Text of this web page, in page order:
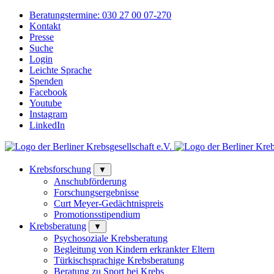
Beratungstermine: 030 27 00 07-270
Kontakt
Presse
Suche
Login
Leichte Sprache
Spenden
Facebook
Youtube
Instagram
LinkedIn
Krebsforschung ▼
Anschubförderung
Forschungsergebnisse
Curt Meyer-Gedächtnispreis
Promotionsstipendium
Krebsberatung
▼
Psychosoziale Krebsberatung
Begleitung von Kindern erkrankter Eltern
Türkischsprachige Krebsberatung
Beratung zu Sport bei Krebs